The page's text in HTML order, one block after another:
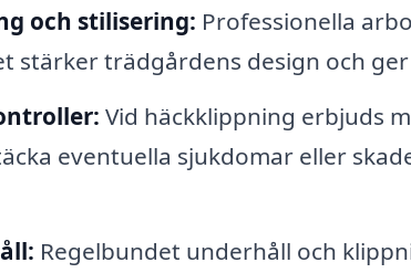
och stilisering: Professionella
stärker trädgårdens design och
Vid häckklippning erbjuds
eventuella sjukdomar eller
Regelbundet underhåll och